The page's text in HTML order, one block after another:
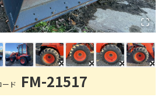
ード FM-21517